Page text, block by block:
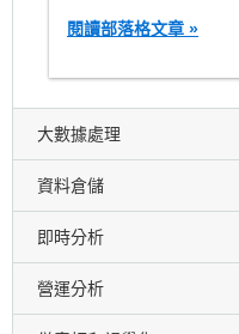
閱讀部落格文章 »
大數據處理
資料倉儲
即時分析
營運分析